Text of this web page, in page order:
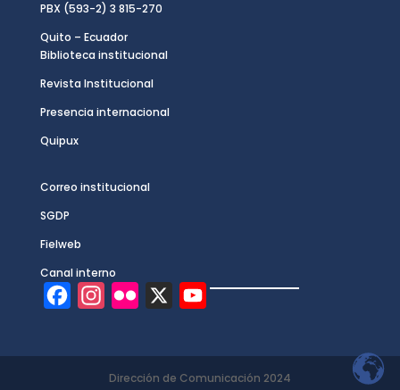
PBX (593-2) 3 815-270
Quito – Ecuador
Biblioteca institucional
Revista Institucional
Presencia internacional
Quipux
Correo institucional
SGDP
Fielweb
Canal interno
t
c
Y
T
Dirección de Comunicación 2024